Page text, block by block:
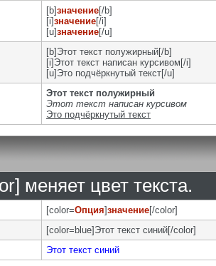
[b]значение[/b]
[i]значение[/i]
[u]значение[/u]
[b]Этот текст полужирный[/b]
[i]Этот текст написан курсивом[/i]
[u]Это подчёркнутый текст[/u]
Этот текст полужирный
Этот текст написан курсивом
Это подчёркнутый текст
меняет цвет текста.
[color=Опция]значение[/color]
[color=blue]Этот текст синий[/color]
Этот текст синий